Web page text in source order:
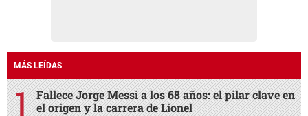
MÁS LEÍDAS
Fallece Jorge Messi a los 68 años: el pilar clave en
el origen y la carrera de Lionel